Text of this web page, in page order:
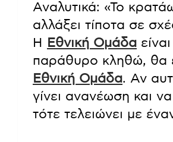
Αναλυτικά: «Το
αλλάξει τίποτα σε
Η
Εθνική Ομάδα
παράθυρο κληθώ, θα
Εθνική Ομάδα. Αν
γίνει ανανέωση και
τότε τελειώνει με